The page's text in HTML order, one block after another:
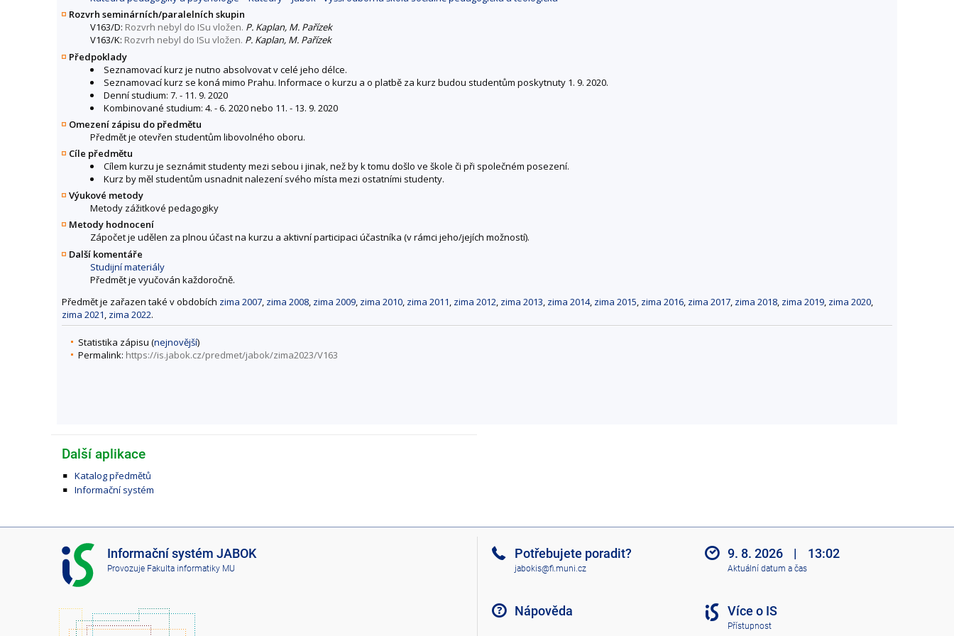
Rozvrh seminárních/paralelních skupin
V163/D: Rozvrh nebyl do ISu vložen. P. Kaplan, M. Pařízek
V163/K: Rozvrh nebyl do ISu vložen. P. Kaplan, M. Pařízek
Předpoklady
Seznamovací kurz je nutno absolvovat v celé jeho délce.
Seznamovací kurz se koná mimo Prahu. Informace o kurzu a o platbě za kurz budou studentům poskytnuty 1. 9. 2020.
Denní studium: 7. - 11. 9. 2020
Kombinované studium: 4. - 6. 2020 nebo 11. - 13. 9. 2020
Omezení zápisu do předmětu
Předmět je otevřen studentům libovolného oboru.
Cíle předmětu
Cílem kurzu je seznámit studenty mezi sebou i jinak, než by k tomu došlo ve škole či při společném posezení.
Kurz by měl studentům usnadnit nalezení svého místa mezi ostatními studenty.
Výukové metody
Metody zážitkové pedagogiky
Metody hodnocení
Zápočet je udělen za plnou účast na kurzu a aktivní participaci účastníka (v rámci jeho/jejích možností).
Další komentáře
Studijní materiály
Předmět je vyučován každoročně.
Předmět je zařazen také v obdobích zima 2007 zima 2008 zima 2009 zima 2010 zima 2011 zima 2012 zima 2013 zima 2014, zima 2015 zima 2016 zima 2017 zima 2018 zima 2019 zima 2020
zima 2021 zima 2022.
Statistika zápisu (nejnovější)
Permalink: https://is.jabok.cz/predmet/jabok/zima2023/V163
Další aplikace
Katalog předmětů
Informační systém
I
S
J
B
Informační systém JABOK
Provozuje Fakulta informatiky MU
Potřebujete poradit?
jabokis@fi.muni.cz
Nápověda
9. 8. 2026 | 13:02
Aktuální datum a čas
Více o IS
Přístupnost